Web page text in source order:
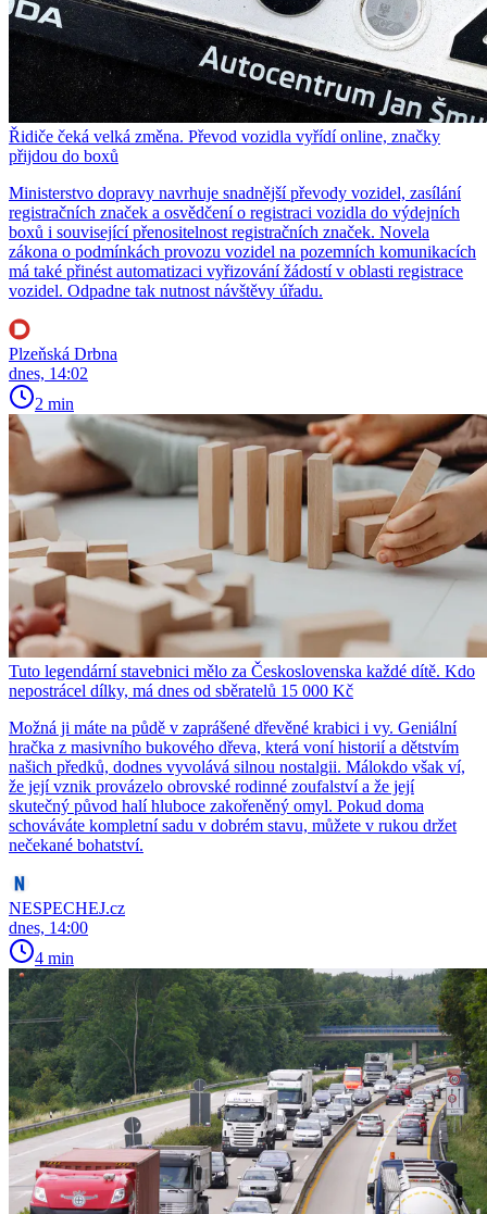
Řidiče čeká velká změna. Převod vozidla vyřídí online, značky
přijdou do boxů
Ministerstvo dopravy navrhuje snadnější převody vozidel, zasílání
registračních značek a osvědčení o registraci vozidla do výdejních
boxů i související přenositelnost registračních značek. Novela
zákona o podmínkách provozu vozidel na pozemních komunikacích
má také přinést automatizaci vyřizování žádostí v oblasti registrace
vozidel. Odpadne tak nutnost návštěvy úřadu.
Plzeňská Drbna
dnes, 14:02
2 min
Tuto legendární stavebnici mělo za Československa každé dítě. Kdo
nepostrácel dílky, má dnes od sběratelů 15 000 Kč
Možná ji máte na půdě v zaprášené dřevěné krabici i vy. Geniální
hračka z masivního bukového dřeva, která voní historií a dětstvím
našich předků, dodnes vyvolává silnou nostalgii. Málokdo však ví,
že její vznik provázelo obrovské rodinné zoufalství a že její
skutečný původ halí hluboce zakořeněný omyl. Pokud doma
schováváte kompletní sadu v dobrém stavu, můžete v rukou držet
nečekané bohatství.
NESPECHEJ.cz
dnes, 14:00
4 min